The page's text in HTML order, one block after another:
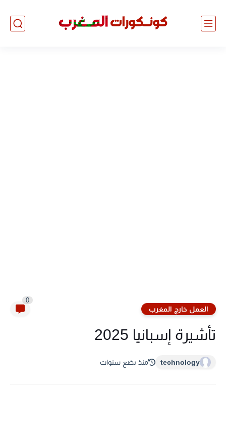
العمل خارج المغرب
0
تأشيرة إسبانيا 2025
technology منذ بضع سنوات